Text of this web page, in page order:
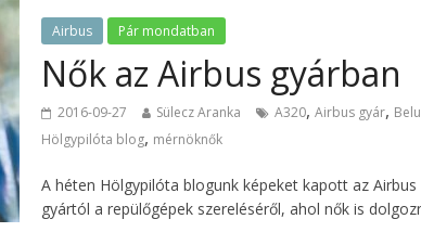
Airbus Pár mondatban
Nők az Airbus gyárban
2016-09-27 Sülecz Aranka A320, Airbus gyár,
Hölgypilóta blog, mérnöknők
A héten Hölgypilóta blogunk képeket kapott az Airbus
gyártól a repülőgépek szereléséről, ahol nők is